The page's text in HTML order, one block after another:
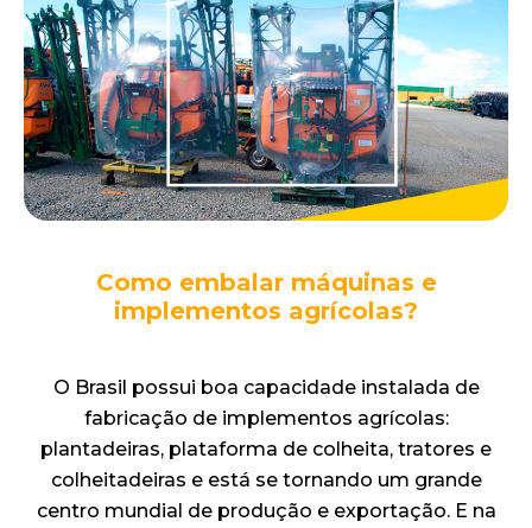
Como embalar máquinas e
implementos agrícolas?
O Brasil possui boa capacidade instalada de
fabricação de implementos agrícolas:
plantadeiras, plataforma de colheita, tratores e
colheitadeiras e está se tornando um grande
centro mundial de produção e exportação. E na